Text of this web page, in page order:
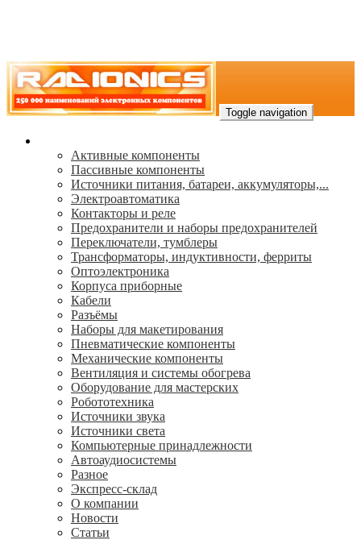
Toggle navigation
Активные компоненты
Пассивные компоненты
Источники питания, батареи, аккумуляторы,...
Электроавтоматика
Контакторы и реле
Предохранители и наборы предохранителей
Переключатели, тумблеры
Трансформаторы, индуктивности, ферриты
Oптоэлектроника
Корпуса приборные
Кабели
Разъёмы
Наборы для макетирования
Пневматические компоненты
Механические компоненты
Вентиляция и системы обогрева
Оборудование для мастерских
Робототехника
Источники звука
Источники света
Компьютерные принадлежности
Автоаудиосистемы
Разное
Экспресс-склад
О компании
Новости
Статьи